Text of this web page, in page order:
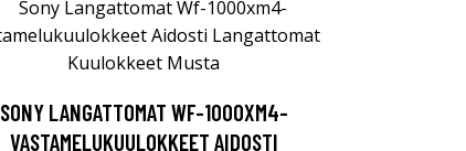
SONY LANGATTOMAT WF-1000XM4-
VASTAMELUKUULOKKEET AIDOSTI